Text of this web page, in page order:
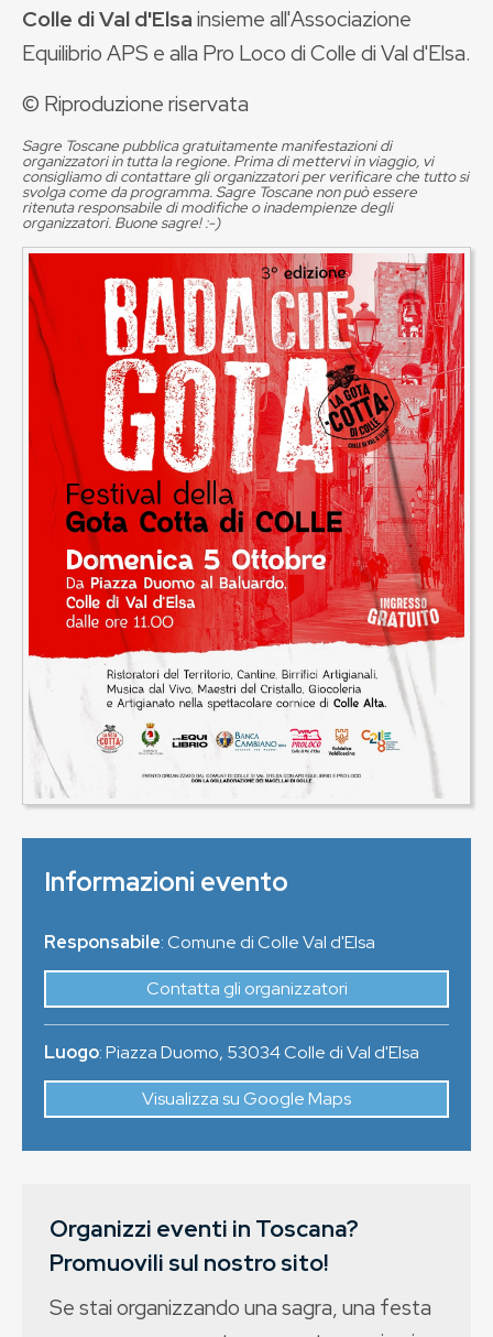
Colle di Val d'Elsainsieme all'Associazione
Equilibrio APS e alla Pro Loco di Colle di Val d'Elsa.
© Riproduzione riservata
Sagre Toscane pubblica gratuitamente manifestazioni di
organizzatori in tutta la regione. Prima di mettervi in viaggio, vi
consigliamo di contattare gli organizzatori per verificare che tutto si
svolga come da programma. Sagre Toscane non può essere
ritenuta responsabile di modifiche o inadempienze degli
organizzatori. Buone sagre! :-)
Informazioni evento
Responsabile: Comune di Colle Val d'Elsa
Contatta gli organizzatori
Luogo:Piazza Duomo, 53034Colle di Val d'Elsa
Visualizza su Google Maps
Organizzi eventi in Toscana?
Promuovili sul nostro sito!
Se stai organizzando una sagra, una festa